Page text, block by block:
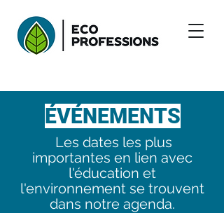
ÉVÉNEMENTS
Les dates les plus
importantes en lien avec
l'éducation et
l'environnement se trouvent
dans notre agenda.